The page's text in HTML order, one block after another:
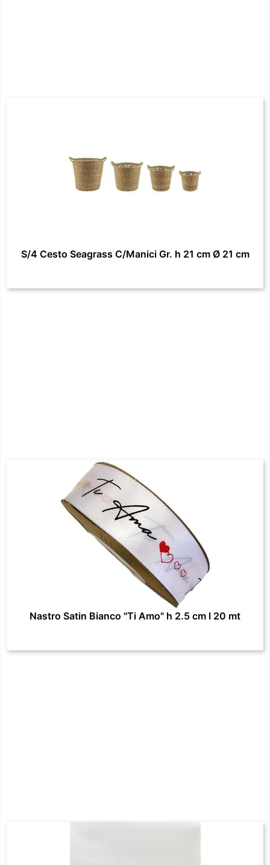
S/4 Cesto Seagrass C/Manici Gr. h 21 cm Ø 21 cm
Nastro Satin Bianco "Ti Amo" h 2.5 cm l 20 mt